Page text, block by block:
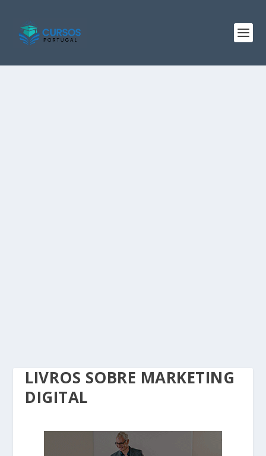
LIVROS SOBRE MARKETING
DIGITAL